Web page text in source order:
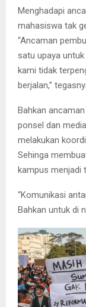
Menghadapi
mahasiswa tak
“Ancaman
satu upaya
kami tidak
berjalan,”
Bahkan
ponsel dan
melakukan
Sehinga
kampus menjadi
“Komunikasi
Bahkan untuk di